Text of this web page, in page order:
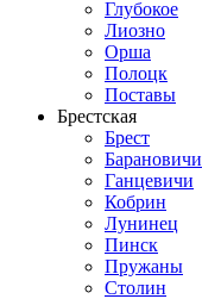
Глубокое
Лиозно
Орша
Полоцк
Поставы
Брестская
Брест
Барановичи
Ганцевичи
Кобрин
Лунинец
Пинск
Пружаны
Столин